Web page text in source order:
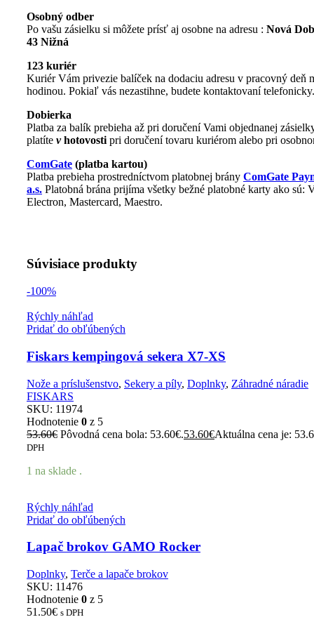
Osobný odber
Po vašu zásielku si môžete prísť aj osobne na adresu : Nová
43 Nižná
123 kuriér
Kuriér Vám privezie balíček na dodaciu adresu v pracovný deň
hodinou. Pokiaľ vás nezastihne, budete kontaktovaní telefonicky.
Dobierka
Platba za balík prebieha až pri doručení Vami objednanej
platíte vhotovosti pri doručení tovaru kuriérom alebo pri
ComGate (platba kartou)
Platba prebieha prostredníctvom platobnej brány ComGate
a.s. Platobná brána prijíma všetky bežné platobné karty ako
Electron, Mastercard, Maestro.
Súvisiace produkty
-100%
Rýchly náhľad
Pridať do obľúbených
Fiskars kempingová sekera X7-XS
Nože a príslušenstvo, Sekery a píly, Doplnky, Záhradné náradie
FISKARS
SKU: 11974
Hodnotenie 0 z 5
53.60€ Pôvodná cena bola: 53.60€.53.60€Aktuálna cena je:
DPH
1 na sklade .
Rýchly náhľad
Pridať do obľúbených
Lapač brokov GAMO Rocker
Doplnky, Terče a lapače brokov
SKU: 11476
Hodnotenie 0 z 5
51.50€ s DPH